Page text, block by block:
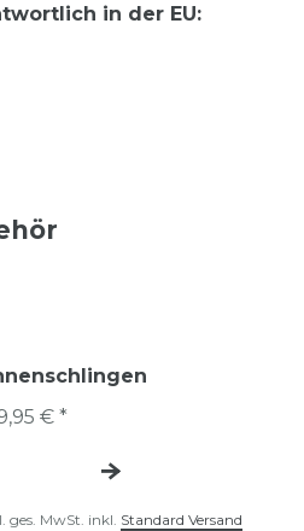
in der EU:
€ *
ges. MwSt. inkl. Standard Versand